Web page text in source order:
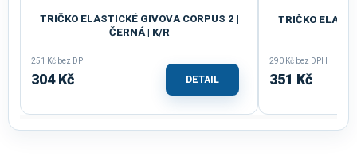
TRIČKO ELASTICKÉ GIVOVA CORPUS 2 |
ČERNÁ | K/R
251 Kč bez DPH
304 Kč DETAIL
TRIČKO
290 Kč bez DPH
351 Kč